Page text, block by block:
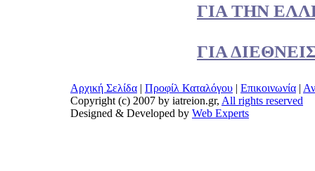
ΓΙΑ ΤΗΝ
ΓΙΑ
Αρχική Σελίδα | Προφίλ Καταλόγου | Επικοινωνία |
Copyright (c) 2007 by iatreion.gr, All rights reserved
Designed & Developed by Web Experts